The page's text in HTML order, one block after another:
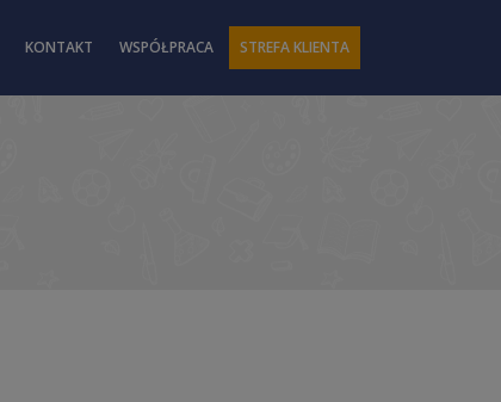
KONTAKT WSPÓŁPRACA STREFA KLIENTA